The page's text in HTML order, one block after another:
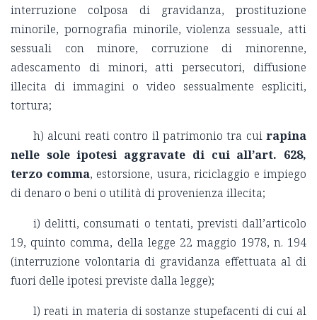
interruzione colposa di gravidanza, prostituzione
minorile, pornografia minorile, violenza sessuale, atti
sessuali con minore, corruzione di minorenne,
adescamento di minori, atti persecutori, diffusione
illecita di immagini o video sessualmente espliciti,
tortura;
h) alcuni reati contro il patrimonio tra cui rapina
nelle sole ipotesi aggravate di cui all’art. 628,
terzo comma, estorsione, usura, riciclaggio e impiego
di denaro o beni o utilità di provenienza illecita;
i) delitti, consumati o tentati, previsti dall’articolo
19, quinto comma, della legge 22 maggio 1978, n. 194
(interruzione volontaria di gravidanza effettuata al di
fuori delle ipotesi previste dalla legge);
l) reati in materia di sostanze stupefacenti di cui al